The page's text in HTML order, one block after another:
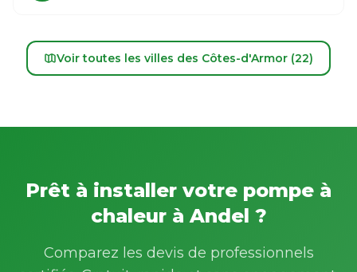
Voir toutes les villes des Côtes-d'Armor (22)
Prêt à installer votre pompe à
chaleur à Andel ?
Comparez les devis de professionnels